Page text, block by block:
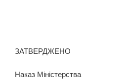
ЗАТВЕРДЖЕНО
Наказ Міністерства